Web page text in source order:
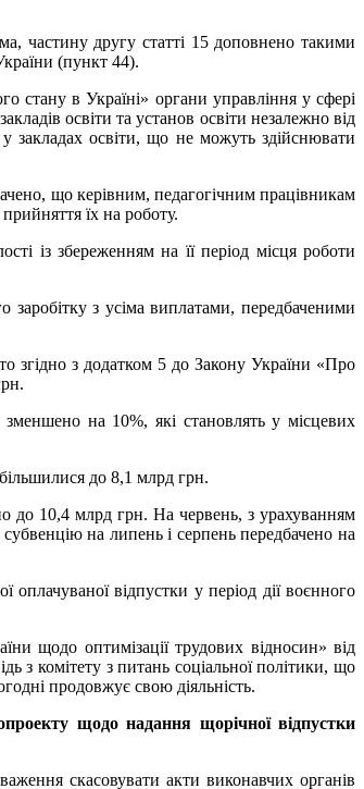
частину другу статті 15 доповнено такими
(пункт 44).
стану в Україні» органи управління у сфері
освіти та установ освіти незалежно від
закладах освіти, що не можуть здійснювати
що керівним, педагогічним працівникам
їх на роботу.
із збереженням на її період місця роботи
заробітку з усіма виплатами, передбаченими
згідно з додатком 5 до Закону України «Про
на 10%, які становлять у місцевих
до 8,1 млрд грн.
до 10,4 млрд грн. На червень, з урахуванням
на липень і серпень передбачено на
відпустки у період дії воєнного
щодо оптимізації трудових відносин» від
з комітету з питань соціальної політики, що
продовжує свою діяльність.
щодо надання щорічної відпустки
скасовувати акти виконавчих органів